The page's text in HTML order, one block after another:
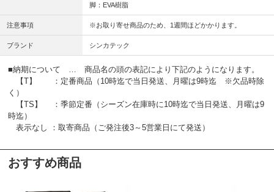
脚：EVA樹脂
注意事項 ※お取り寄せ商品のため、1週間ほどかかります。
ブランド シンカテック
■納期について … 商品名の頭の表記により下記のようになります。
【T】 ：定番商品（10時迄で当日発送、月曜は9時迄 ※欠品時除
く）
【TS】 ：季節定番（シーズン在庫時に10時迄で当日発送、月曜は9
時迄）
表示なし ：取寄商品（ご発注後3～5営業日にて発送）
おすすめ商品